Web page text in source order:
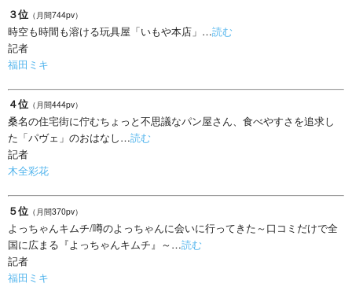
３位 （月間744pv）
時空も時間も溶ける玩具屋「いもや本店」…読む
記者
福田ミキ
４位 （月間444pv）
桑名の住宅街に佇むちょっと不思議なパン屋さん、食べやすさを追求し
た「パヴェ」のおはなし…読む
記者
木全彩花
５位 （月間370pv）
よっちゃんキムチ/噂のよっちゃんに会いに行ってきた～口コミだけで全
国に広まる『よっちゃんキムチ』～…読む
記者
福田ミキ